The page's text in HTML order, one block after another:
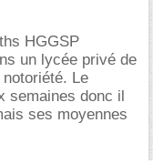
HGGSP
un lycée privé de
Le
semaines donc il
ses moyennes